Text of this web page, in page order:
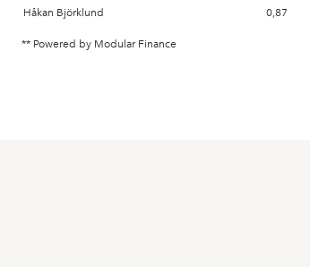
Håkan Björklund 0,87
** Powered by Modular Finance